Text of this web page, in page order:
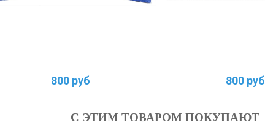
800 руб 800 руб
С ЭТИМ ТОВАРОМ ПОКУПАЮТ